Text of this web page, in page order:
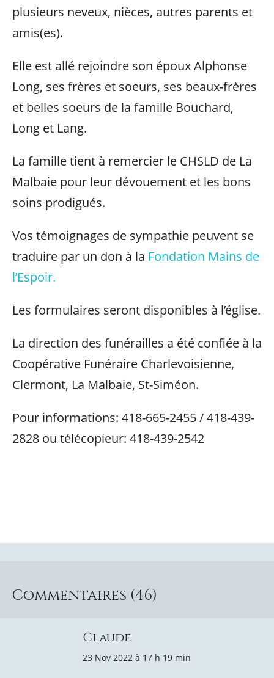
plusieurs neveux, nièces, autres parents et
amis(es).
Elle est allé rejoindre son époux Alphonse
Long, ses frères et soeurs, ses beaux-frères
et belles soeurs de la famille Bouchard,
Long et Lang.
La famille tient à remercier le CHSLD de La
Malbaie pour leur dévouement et les bons
soins prodigués.
Vos témoignages de sympathie peuvent se
traduire par un don à la Fondation Mains de
l’Espoir.
Les formulaires seront disponibles à l’église.
La direction des funérailles a été confiée à la
Coopérative Funéraire Charlevoisienne,
Clermont, La Malbaie, St-Siméon.
Pour informations: 418-665-2455 / 418-439-
2828 ou télécopieur: 418-439-2542
Commentaires (46)
Claude
23 Nov 2022 à 17 h 19 min